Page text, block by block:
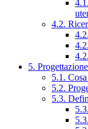
4.2.
5.
5.1.
5.2.
5.3.